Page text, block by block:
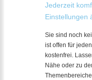
Jederzeit
Einstellungen
Sie sind noch
ist offen für
kostenfrei.
Nähe oder zu